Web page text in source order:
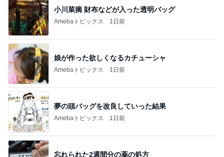
小川菜摘 財布などが入った透明バッグ
Amebaトピックス 1日前
娘が作った欲しくなるカチューシャ
Amebaトピックス 1日前
夢の頭バッグを改良していった結果
Amebaトピックス 1日前
忘れられた2週間分の薬の処方